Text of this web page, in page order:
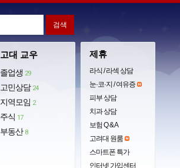
고대 교우
졸업생 29
고민상담 24
지역모임 2
주식 17
부동산 8
제휴
라식 / 라섹 상담
눈·코·지 / 여유증
피부 상담
치과 상담
보험 Q & A
고려대 원룸
스마트폰 특가
인터넷 가입센터